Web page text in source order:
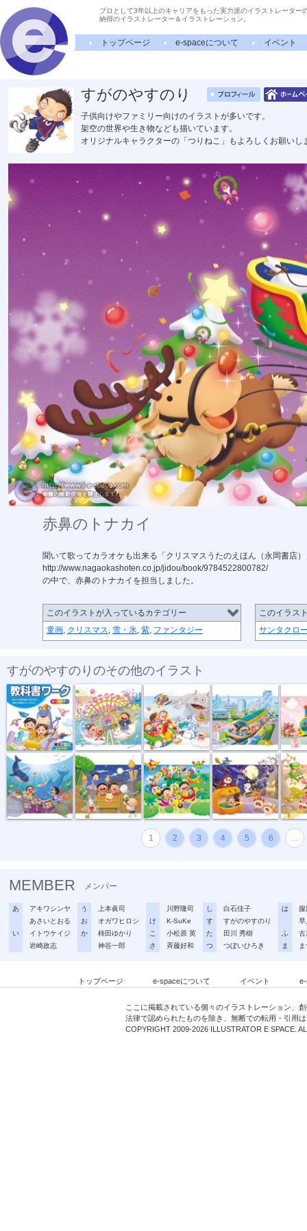
プロとして3年以上のキャリアをもった実力派のイラストレーター
納得のイラストレーター＆イラストレーション。
トップページ e-spaceについて イベント
すがのやすのり
子供向けやファミリー向けのイラストが多いです。
架空の世界や生き物なども描いています。
オリジナルキャラクターの「つりねこ」もよろしくお願いし
赤鼻のトナカイ
聞いて歌ってカラオケも出来る「クリスマスうたのえほん（永岡書店
http://www.nagaokashoten.co.jp/jidou/book/9784522800782/
の中で、赤鼻のトナカイを担当しました。
このイラストが入っているカテゴリー
童画, クリスマス, 雪・氷, 紫, ファンタジー
このイラス
サンタクロ
すがのやすのりのその他のイラスト
教科書ワーク... 泉陽興業２０... 泉陽興行カレ...
泉陽興行２０... 泉陽興業２０... 泉陽興業２０... 泉陽興業２０... 泉陽
1 2 3 4 5 6 …
MEMBER メンバー
あ
アキワシンヤ
あさいとおる
い
イトウケイジ
岩崎政志
う
上本眞司
お
オガワヒロシ
か
柿田ゆかり
神谷一郎
川野隆司
け
K-SuKe
こ
小松原 英
さ
斉藤好和
し
白石佳子
す
すがのやすのり
た
田川 秀樹
つ
つぼいひろき
は
早
ふ
古
ま
トップページ e-spaceについて イベント
ここに掲載されている個々のイラストレーション、
法律で認められたものを除き、無断での転用・引用
COPYRIGHT 2009-2026 ILLUSTRATOR E SPACE.